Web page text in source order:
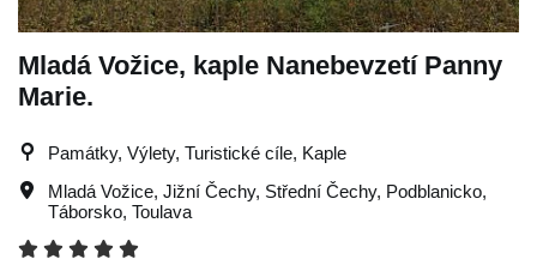
Mladá Vožice, kaple Nanebevzetí Panny
Marie.
Památky, Výlety, Turistické cíle, Kaple
Mladá Vožice, Jižní Čechy, Střední Čechy, Podblanicko,
Táborsko, Toulava